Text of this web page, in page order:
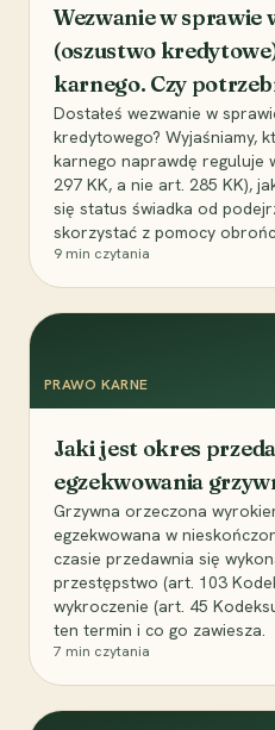
Wezwanie w sprawie
(oszustwo
karnego. Czy
Dostałeś wezwanie w
kredytowego? Wyjaśniamy,
karnego naprawdę reguluje
297 KK, a nie art. 285 KK),
się status świadka od
skorzystać z pomocy
9 min czytania
PRAWO KARNE
Jaki jest okres
egzekwowania
Grzywna orzeczona
egzekwowana w
czasie przedawnia się
przestępstwo (art. 103
wykroczenie (art. 45
ten termin i co go zawiesza.
7 min czytania